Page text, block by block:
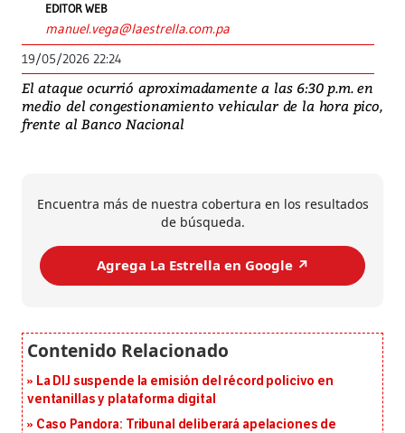
EDITOR WEB
manuel.vega@laestrella.com.pa
19/05/2026 22:24
El ataque ocurrió aproximadamente a las 6:30 p.m. en
medio del congestionamiento vehicular de la hora pico,
frente al Banco Nacional
Encuentra más de nuestra cobertura en los resultados
de búsqueda.
Agrega La Estrella en Google ↗️
La DIJ suspende la emisión del récord policivo en
ventanillas y plataforma digital
Caso Pandora: Tribunal deliberará apelaciones de